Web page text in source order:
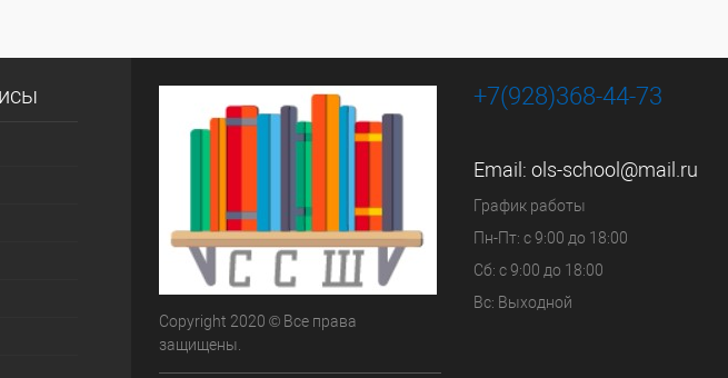
Copyright 2020 © Все права
защищены.
+7(928)368-44-73
Email: ols-school@mail.ru
График работы
Пн-Пт: с 9:00 до 18:00
Сб: с 9:00 до 18:00
Вс: Выходной